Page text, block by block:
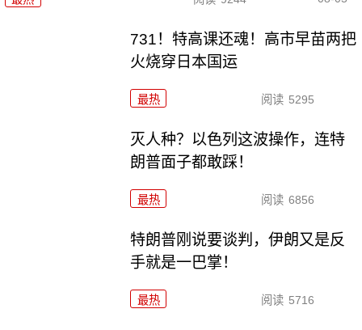
731！特高课还魂！高市早苗两把
火烧穿日本国运
最热 阅读 5295
灭人种？以色列这波操作，连特
朗普面子都敢踩！
最热 阅读 6856
特朗普刚说要谈判，伊朗又是反
手就是一巴掌！
最热 阅读 5716